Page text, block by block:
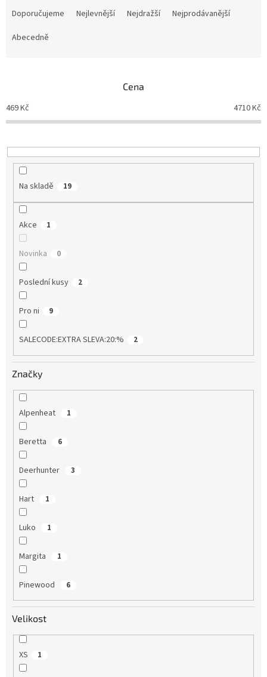
o
d
k
t
Doporučujeme Nejlevnější Nejdražší
Nejprodávanější
Abecedně
Cena
469Kč 4710Kč
Na skladě 19
Akce 1
Novinka 0
Poslední kusy 2
Pro ni 9
SALECODE:EXTRA SLEVA:20:% 2
Značky
Alpenheat 1
Beretta 6
Deerhunter 3
Hart 1
Luko 1
Margita 1
Pinewood 6
Velikost
XS 1